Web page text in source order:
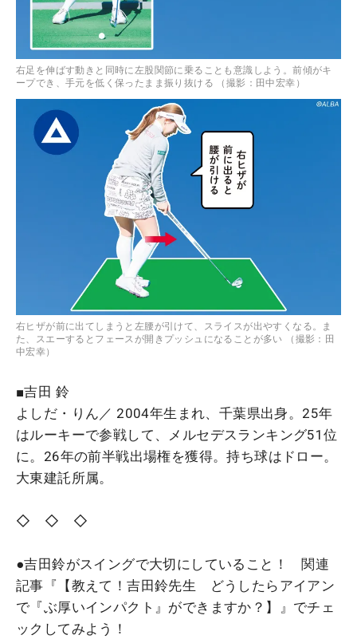
右足を伸ばす動きと同時に左股関節に乗ることも意識しよう。前傾がキ
ープでき、手元を低く保ったまま振り抜ける （撮影：田中宏幸）
右ヒザが前に出てしまうと左腰が引けて、スライスが出やすくなる。ま
た、スエーするとフェースが開きプッシュになることが多い （撮影：田
中宏幸）
■吉田 鈴
よしだ・りん／ 2004年生まれ、千葉県出身。25年
はルーキーで参戦して、メルセデスランキング51位
に。26年の前半戦出場権を獲得。持ち球はドロー。
大東建託所属。
◇ ◇ ◇
●吉田鈴がスイングで大切にしていること！ 関連
記事『【教えて！吉田鈴先生 どうしたらアイアン
で『ぶ厚いインパクト』ができますか？】』でチェ
ックしてみよう！